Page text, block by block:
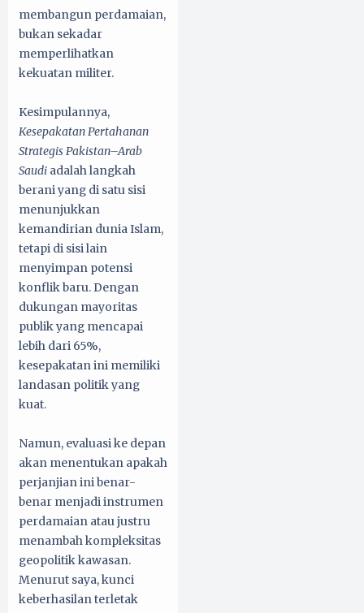
membangun perdamaian,
bukan sekadar
memperlihatkan
kekuatan militer.
Kesimpulannya,
Kesepakatan Pertahanan
Strategis Pakistan–Arab
Saudi adalah langkah
berani yang di satu sisi
menunjukkan
kemandirian dunia Islam,
tetapi di sisi lain
menyimpan potensi
konflik baru. Dengan
dukungan mayoritas
publik yang mencapai
lebih dari 65%,
kesepakatan ini memiliki
landasan politik yang
kuat.
Namun, evaluasi ke depan
akan menentukan apakah
perjanjian ini benar-
benar menjadi instrumen
perdamaian atau justru
menambah kompleksitas
geopolitik kawasan.
Menurut saya, kunci
keberhasilan terletak